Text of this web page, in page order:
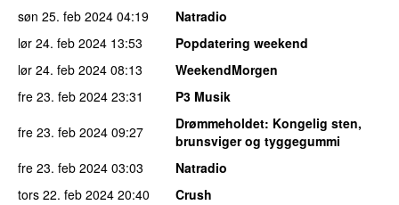
søn 25. feb 2024 04:19
Natradio
lør 24. feb 2024 13:53
Popdatering weekend
lør 24. feb 2024 08:13
WeekendMorgen
fre 23. feb 2024 23:31
P3 Musik
fre 23. feb 2024 09:27 Drømmeholdet: Kongelig sten,
brunsviger og tyggegummi
fre 23. feb 2024 03:03
Natradio
tors 22. feb 2024 20:40
Crush